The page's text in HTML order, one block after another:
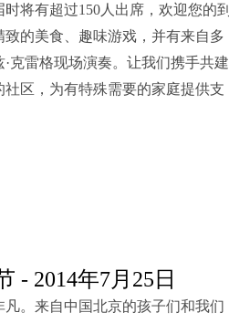
将有超过150人出席，欢迎您的到
致的美食、趣味游戏，并有来自多
克雷格现场演奏。让我们携手共建
社区，为有特殊需要的家庭提供支
- 2014年7月25日
凡。来自中国北京的孩子们和我们